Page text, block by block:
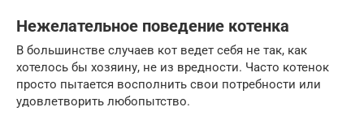
Нежелательное поведение котенка
В большинстве случаев кот ведет себя не так, как
хотелось бы хозяину, не из вредности. Часто котенок
просто пытается восполнить свои потребности или
удовлетворить любопытство.